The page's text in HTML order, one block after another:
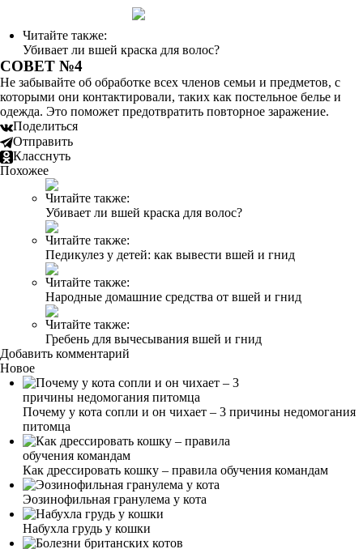
Читайте также:
Убивает ли вшей краска для волос?
СОВЕТ №4
Не забывайте об обработке всех членов семьи и предметов, с
которыми они контактировали, таких как постельное белье и
одежда. Это поможет предотвратить повторное заражение.
Поделиться
Отправить
Класснуть
Похожее
Читайте также:
Убивает ли вшей краска для волос?
Читайте также:
Педикулез у детей: как вывести вшей и гнид
Читайте также:
Народные домашние средства от вшей и гнид
Читайте также:
Гребень для вычесывания вшей и гнид
Добавить комментарий
Новое
Почему у кота сопли и он чихает – 3 причины недомогания
питомца
Как дрессировать кошку – правила обучения командам
Эозинофильная гранулема у кота
Набухла грудь у кошки